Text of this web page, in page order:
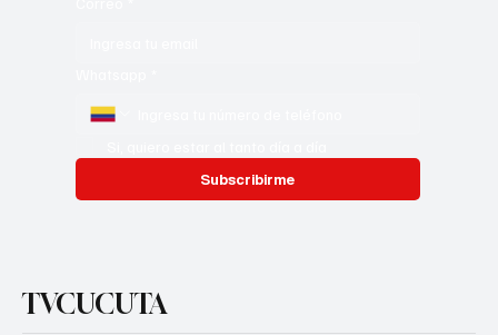
Subscribirme
TVCUCUTA